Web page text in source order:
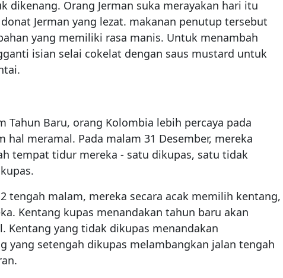
dikenang. Orang Jerman suka merayakan hari itu
Jerman yang lezat. makanan penutup tersebut
yang memiliki rasa manis. Untuk menambah
isian selai cokelat dengan saus mustard untuk
Tahun Baru, orang Kolombia lebih percaya pada
meramal. Pada malam 31 Desember, mereka
tempat tidur mereka - satu dikupas, satu tidak
tengah malam, mereka secara acak memilih kentang,
Kentang kupas menandakan tahun baru akan
Kentang yang tidak dikupas menandakan
yang setengah dikupas melambangkan jalan tengah